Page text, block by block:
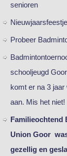
senioren
Nieuwjaarsfeestje
Probeer
schooljeugd Goor
komt er na 3 jaar
aan. Mis het niet!
Familieochtend
Union Goor
gezellig en